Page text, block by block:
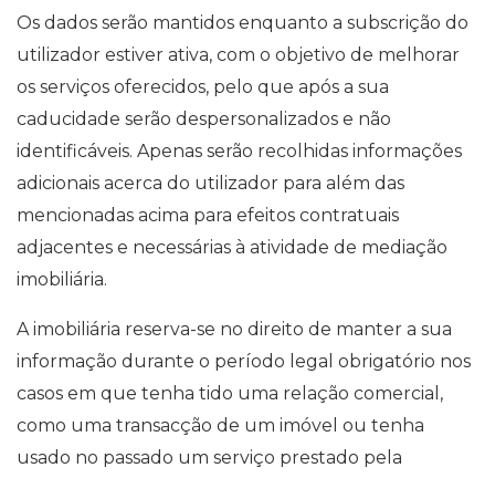
Os dados serão mantidos enquanto a subscrição do
utilizador estiver ativa, com o objetivo de melhorar
os serviços oferecidos, pelo que após a sua
caducidade serão despersonalizados e não
identificáveis. Apenas serão recolhidas informações
adicionais acerca do utilizador para além das
mencionadas acima para efeitos contratuais
adjacentes e necessárias à atividade de mediação
imobiliária.
A imobiliária reserva-se no direito de manter a sua
informação durante o período legal obrigatório nos
casos em que tenha tido uma relação comercial,
como uma transacção de um imóvel ou tenha
usado no passado um serviço prestado pela